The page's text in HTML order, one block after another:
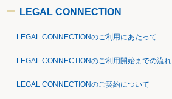
LEGAL CONNECTION
LEGAL CONNECTIONのご利用にあたって
LEGAL CONNECTIONのご利用開始までの流れ
LEGAL CONNECTIONのご契約について